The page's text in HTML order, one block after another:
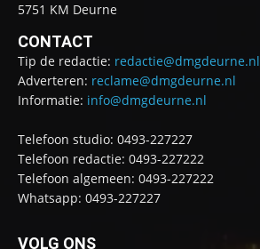
5751 KM Deurne
CONTACT
Tip de redactie: redactie@dmgdeurne.nl
Adverteren: reclame@dmgdeurne.nl
Informatie: info@dmgdeurne.nl
Telefoon studio: 0493-227227
Telefoon redactie: 0493-227222
Telefoon algemeen: 0493-227222
Whatsapp: 0493-227227
VOLG ONS